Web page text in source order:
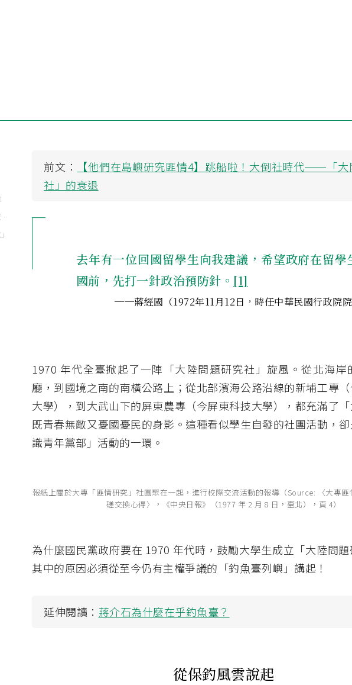
一場給國民黨政府的震撼教育
前文：
【他們在島嶼研究匪情4】跳船啦！大倒社時代──「大
社」的衰退
去年有一位回國留學生向我建議，希望政府在留學
國前，先打一針政治預防針 。 [1]
──蔣經國（1972年11月12日，時任中華民國行政院院
1970 年代全臺掀起了一陣「大陸問題研究社」旋風。從北海岸
廳，到國境之南的南橫公路上；從北部濱海公路沿線的新埔工專
大學），到大武山下的屏東農專（今屏東科技大學），都充滿了
既青春無敵又憂國憂民的身影。這種看似學生自發的社團活動，
識青年黨部」活動的一環。
報紙上關於大專「匪情研究」社團聚在一起，進行校際交流活動的報導（Source: 〈大專
磋交換心得〉，《中央日報》（1977 年 2 月 8 日，臺北），頁 4）
為什麼國民黨政府要在 1970 年代時，鼓勵大學生成立「大陸問題
其中的原因必須從至今仍有主權爭議的「釣魚臺列嶼」講起！
延伸閱讀： 蔣介石為什麼在乎釣魚臺？
從保釣風雲說起